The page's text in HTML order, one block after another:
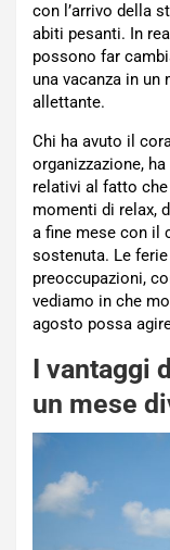
con l’arrivo della
abiti pesanti. In
possono far
una vacanza in
allettante.
Chi ha avuto il
organizzazione,
relativi al fatto
momenti di relax,
a fine mese con il
sostenuta. Le
preoccupazioni,
vediamo in che
agosto possa
I vantaggi
un mese